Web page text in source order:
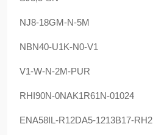
NJ8-18GM-N-5M
NBN40-U1K-N0-V1
V1-W-N-2M-PUR
RHI90N-0NAK1R61N-01024
ENA58IL-R12DA5-1213B17-RH2